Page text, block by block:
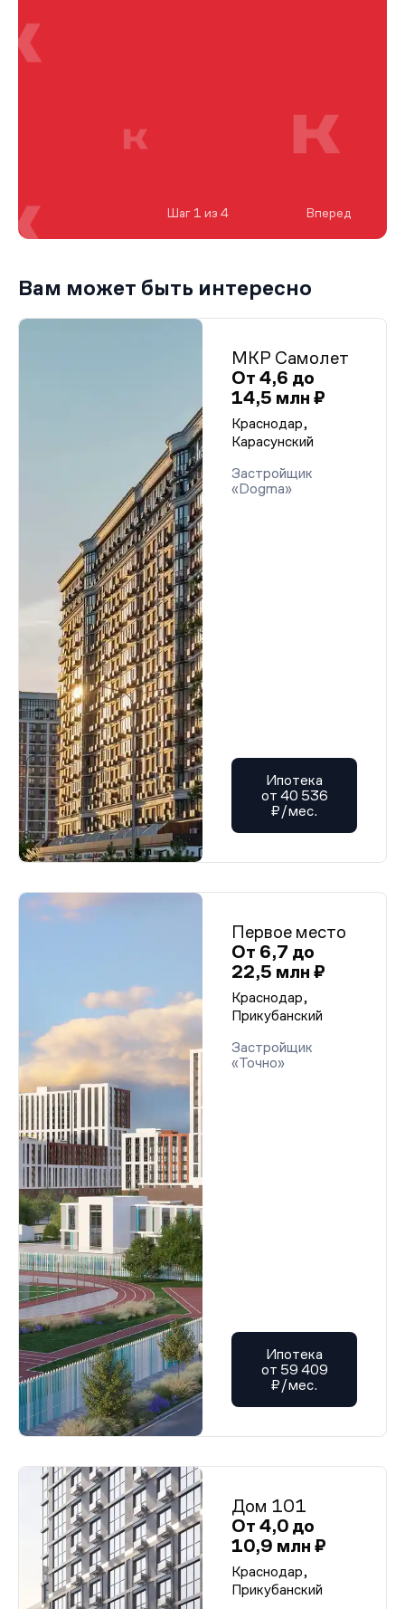
Шаг 1 из 4 Вперед
Вам может быть интересно
МКР Самолет
От 4,6 до
14,5 млн ₽
Краснодар,
Карасунский
Застройщик
«Dogma»
Ипотека
от 40 536
₽/мес.
Первое место
От 6,7 до
22,5 млн ₽
Краснодар,
Прикубанский
Застройщик
«Точно»
Ипотека
от 59 409
₽/мес.
Дом 101
От 4,0 до
10,9 млн ₽
Краснодар,
Прикубанский